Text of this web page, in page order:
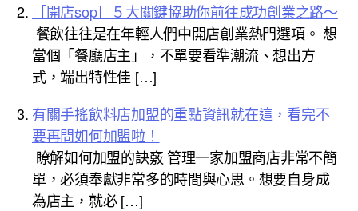
［開店sop］５大關鍵協助你前往成功創業之路～
餐飲往往是在年輕人們中開店創業熱門選項。 想
當個「餐廳店主」，不單要看準潮流、想出方
式，端出特性佳 […]
有關手搖飲料店加盟的重點資訊就在這，看完不
要再問如何加盟啦！
瞭解如何加盟的訣竅 管理一家加盟商店非常不簡
單，必須奉獻非常多的時間與心思。想要自身成
為店主，就必 […]